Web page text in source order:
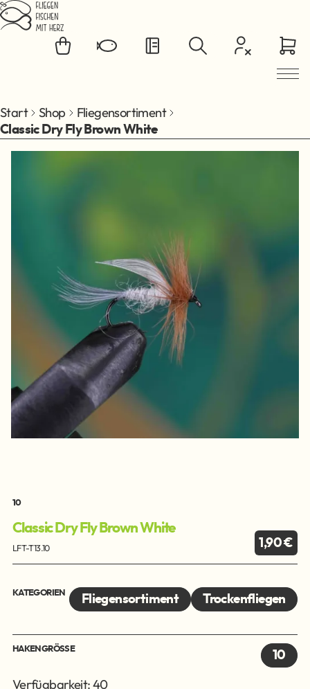
Zum Hauptinhalt springen
Start Shop Fliegensortiment
Classic Dry Fly Brown White
10
Classic Dry Fly Brown White
LFT-T13.10 1,90 €
KATEGORIEN Fliegensortiment Trockenfliegen
HAKENGRÖSSE 10
Verfügbarkeit: 40